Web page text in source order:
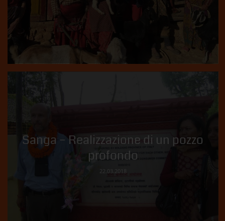
Sanga – Realizzazione di un pozzo
profondo
22.03.2018